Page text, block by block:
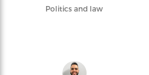
Politics and law